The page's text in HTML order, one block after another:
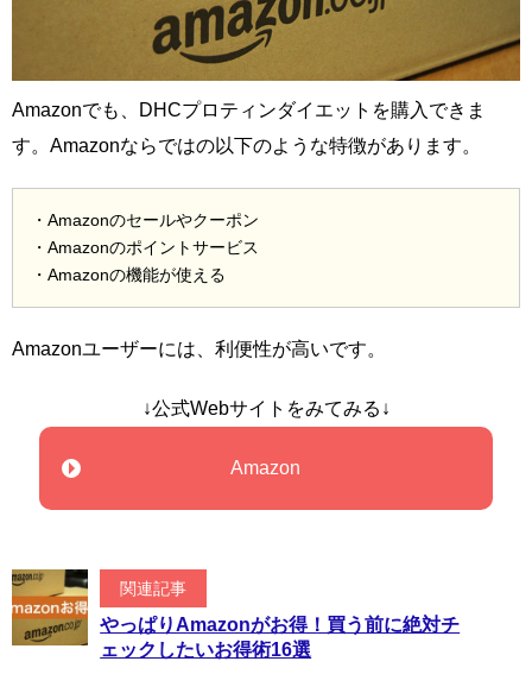
Amazonでも、DHCプロティンダイエットを購入できま
す。Amazonならではの以下のような特徴があります。
・Amazonのセールやクーポン
・Amazonのポイントサービス
・Amazonの機能が使える
Amazonユーザーには、利便性が高いです。
↓公式Webサイトをみてみる↓
Amazon
関連記事
やっぱりAmazonがお得！買う前に絶対チ
ェックしたいお得術16選